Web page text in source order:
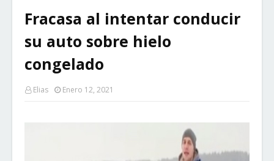
Fracasa al intentar conducir
su auto sobre hielo
congelado
Elias Enero 12, 2021